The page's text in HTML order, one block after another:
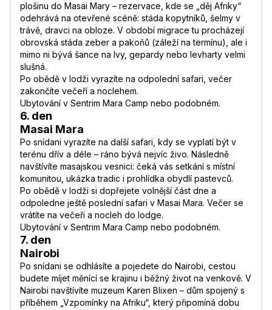
plošinu do Masai Mary – rezervace, kde se „děj Afriky“
odehrává na otevřené scéně: stáda kopytníků, šelmy v
trávě, dravci na obloze. V období migrace tu procházejí
obrovská stáda zeber a pakoňů (záleží na termínu), ale i
mimo ni bývá šance na lvy, gepardy nebo levharty velmi
slušná.
Po obědě v lodži vyrazíte na odpolední safari, večer
zakončíte večeří a noclehem.
Ubytování v Sentrim Mara Camp nebo podobném.
6. den
Masai Mara
Po snídani vyrazíte na další safari, kdy se vyplatí být v
terénu dřív a déle – ráno bývá nejvíc živo. Následně
navštívíte masajskou vesnici: čeká vás setkání s místní
komunitou, ukázka tradic i prohlídka obydlí pastevců.
Po obědě v lodži si dopřejete volnější část dne a
odpoledne ještě poslední safari v Masai Mara. Večer se
vrátíte na večeři a nocleh do lodge.
Ubytování v Sentrim Mara Camp nebo podobném.
7. den
Nairobi
Po snídani se odhlásíte a pojedete do Nairobi, cestou
budete míjet měnící se krajinu i běžný život na venkově. V
Nairobi navštívíte muzeum Karen Blixen – dům spojený s
příběhem „Vzpomínky na Afriku“, který připomíná dobu